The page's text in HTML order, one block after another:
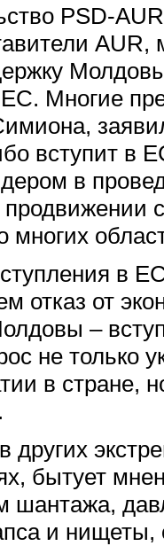
PSD-
AUR,
Многие
вступит в
в
в
отказ от
–
не только
в стране,
других
бытует
шантажа,
и нищеты,